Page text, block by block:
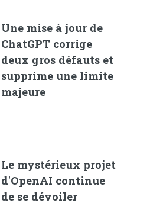
Une mise à jour de
ChatGPT corrige
deux gros défauts et
supprime une limite
majeure
Le mystérieux projet
d'OpenAI continue
de se dévoiler